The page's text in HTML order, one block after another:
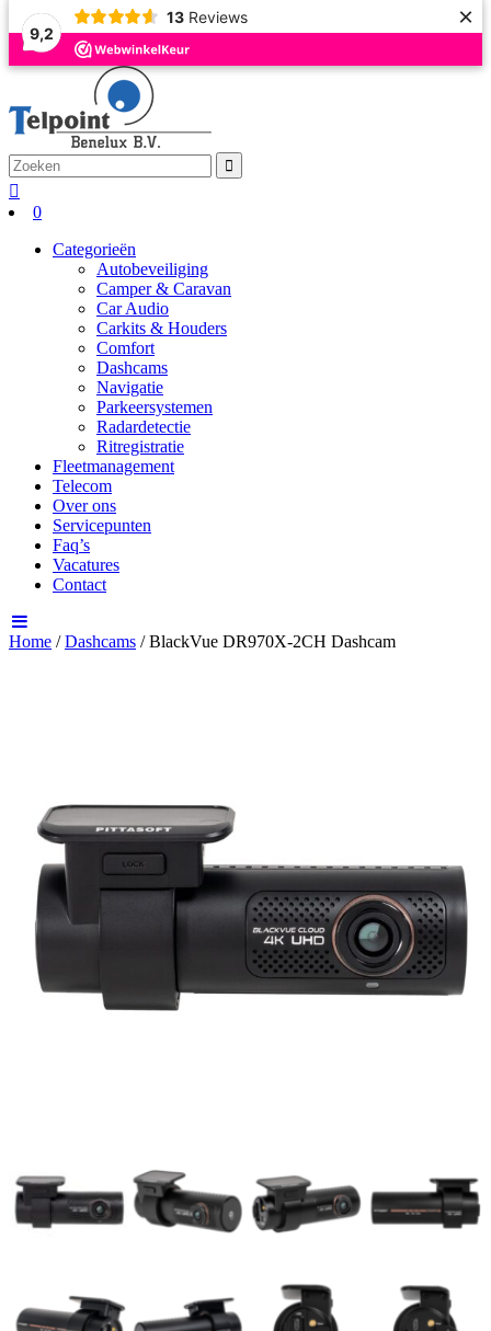
9,2
13 Reviews ×
0
Categorieën
Autobeveiliging
Camper & Caravan
Car Audio
Carkits & Houders
Comfort
Dashcams
Navigatie
Parkeersystemen
Radardetectie
Ritregistratie
Fleetmanagement
Telecom
Over ons
Servicepunten
Faq’s
Vacatures
Contact
Home /Dashcams / BlackVue DR970X-2CH Dashcam